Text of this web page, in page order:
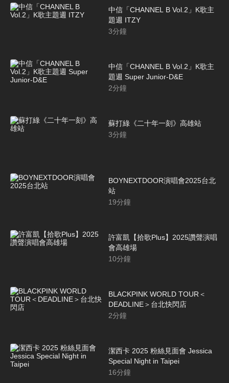
中信「CHANNEL B Vol.2」K歌主
題週 ITZY
3分鐘
中信「CHANNEL B Vol.2」K歌主
題週 Super Junior-D&E
2分鐘
蘇打綠《二十年一刻》高雄站
3分鐘
BOYNEXTDOOR演唱會2025台北
站
19分鐘
許富凱【拾歌Plus】2025讚聲演唱
會高雄場
10分鐘
BLACKPINK WORLD TOUR＜
DEADLINE＞台北快閃店
2分鐘
潔西卡 2025 粉絲見面會 Jessica
Special Night in Taipei
16分鐘